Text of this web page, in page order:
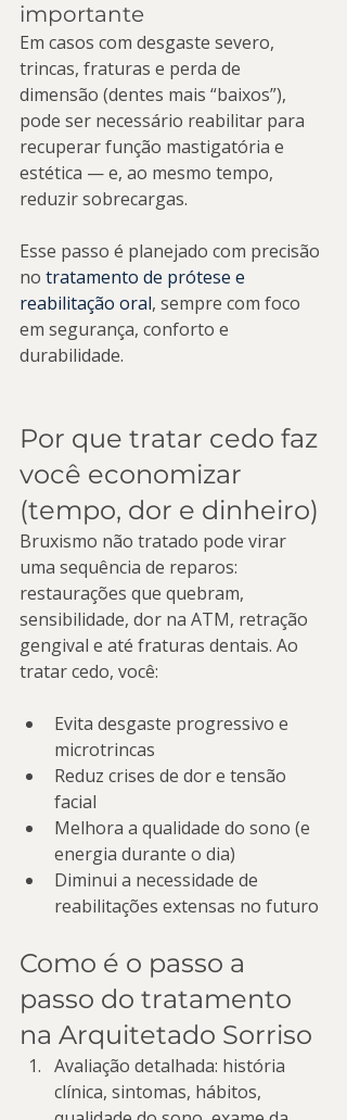
importante
Em casos com desgaste severo,
trincas, fraturas e perda de
dimensão (dentes mais “baixos”),
pode ser necessário reabilitar para
recuperar função mastigatória e
estética — e, ao mesmo tempo,
reduzir sobrecargas.
Esse passo é planejado com precisão
no tratamento de prótese e
reabilitação oral, sempre com foco
em segurança, conforto e
durabilidade.
Por que tratar cedo faz
você economizar
(tempo, dor e dinheiro)
Bruxismo não tratado pode virar
uma sequência de reparos:
restaurações que quebram,
sensibilidade, dor na ATM, retração
gengival e até fraturas dentais. Ao
tratar cedo, você:
Evita desgaste progressivo e
microtrincas
Reduz crises de dor e tensão
facial
Melhora a qualidade do sono (e
energia durante o dia)
Diminui a necessidade de
reabilitações extensas no futuro
Como é o passo a
passo do tratamento
na Arquitetado Sorriso
Avaliação detalhada: história
clínica, sintomas, hábitos,